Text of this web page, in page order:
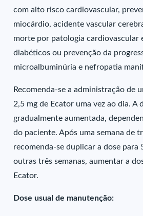
com alto risco cardiovascular,
miocárdio, acidente vascular
morte por patologia cardiovascular
diabéticos ou prevenção da
microalbuminúria e nefropatia
Recomenda-se a administração de
2,5 mg de Ecator uma vez ao dia. A
gradualmente aumentada,
do paciente. Após uma semana de
recomenda-se duplicar a dose para
outras três semanas, aumentar a
Ecator.
Dose usual de manutenção: